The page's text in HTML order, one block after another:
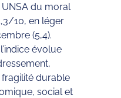
UNSA du moral
10, en léger
(5,4).
évolue
durable
social et